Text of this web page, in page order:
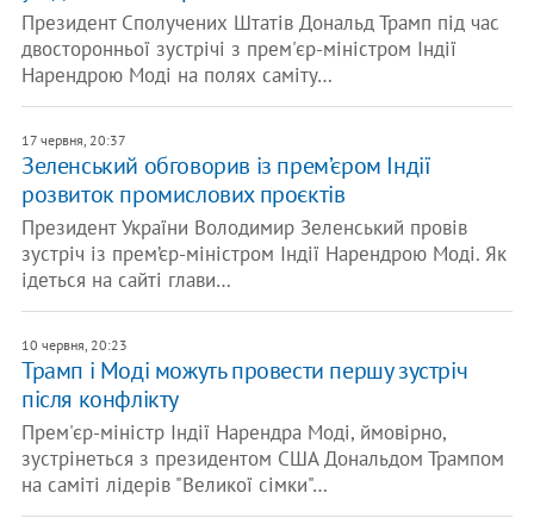
Президент Сполучених Штатів Дональд Трамп під час
двосторонньої зустрічі з прем'єр-міністром Індії
Нарендрою Моді на полях саміту…
17 червня, 20:37
Зеленський обговорив із прем’єром Індії
розвиток промислових проєктів
Президент України Володимир Зеленський провів
зустріч із прем’єр-міністром Індії Нарендрою Моді. Як
ідеться на сайті глави…
10 червня, 20:23
Трамп і Моді можуть провести першу зустріч
після конфлікту
Прем'єр-міністр Індії Нарендра Моді, ймовірно,
зустрінеться з президентом США Дональдом Трампом
на саміті лідерів "Великої сімки"…